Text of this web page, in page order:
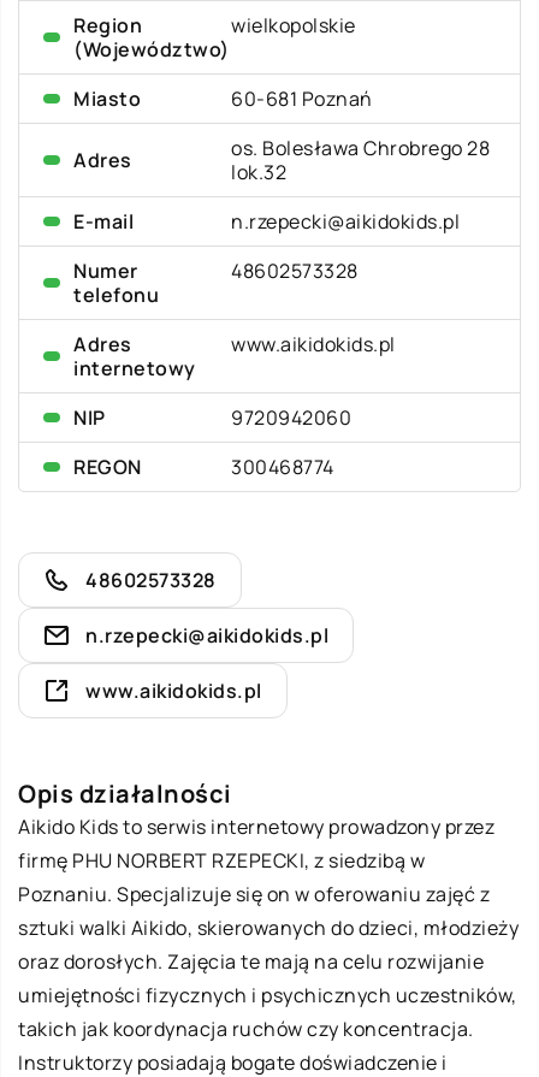
Region
(Województwo)
wielkopolskie
Miasto 60-681 Poznań
Adres
os. Bolesława Chrobrego 28
lok.32
E-mail
n.rzepecki@aikidokids.pl
Numer
telefonu
48602573328
Adres
internetowy
www.aikidokids.pl
NIP
9720942060
REGON
300468774
48602573328
n.rzepecki@aikidokids.pl
www.aikidokids.pl
Opis działalności
Aikido Kids to serwis internetowy prowadzony przez
firmę PHU NORBERT RZEPECKI, z siedzibą w
Poznaniu. Specjalizuje się on w oferowaniu zajęć z
sztuki walki Aikido, skierowanych do dzieci, młodzieży
oraz dorosłych. Zajęcia te mają na celu rozwijanie
umiejętności fizycznych i psychicznych uczestników,
takich jak koordynacja ruchów czy koncentracja.
Instruktorzy posiadają bogate doświadczenie i